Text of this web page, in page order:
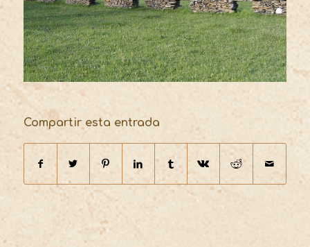
Compartir esta entrada